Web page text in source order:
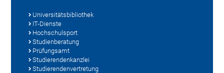
Universitätsbibliothek
IT-Dienste
Hochschulsport
Studienberatung
Prüfungsamt
Studierendenkanzlei
Studierendenvertretung